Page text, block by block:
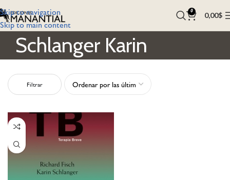
Skip to navigation
Skip to main content
0 0,00$
Schlanger Karin
Filtrar